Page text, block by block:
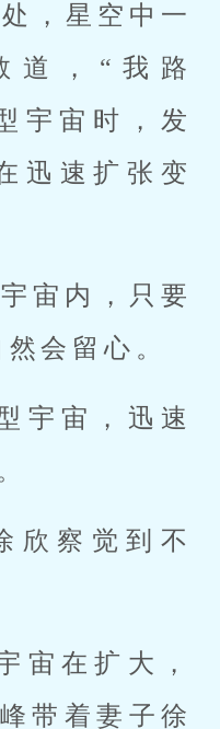
，星空中一
道，“我路
宇宙时，发
迅速扩张变
宙内，只要
会留心。
宇宙，迅速
欣察觉到不
宙在扩大，
带着妻子徐